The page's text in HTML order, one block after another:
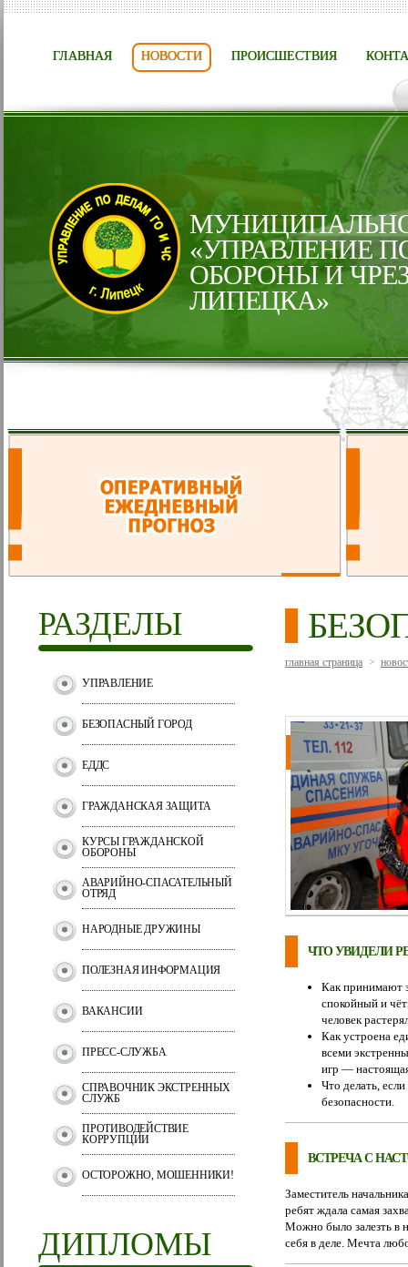
ГЛАВНАЯ НОВОСТИ ПРОИСШЕСТВИЯ
«УПРАВЛЕНИЕ
ОБОРОНЫ И
ЛИПЕЦКА»
РАЗДЕЛЫ
УПРАВЛЕНИЕ
БЕЗОПАСНЫЙ ГОРОД
ЕДДС
ГРАЖДАНСКАЯ ЗАЩИТА
КУРСЫ ГРАЖДАНСКОЙ
ОБОРОНЫ
АВАРИЙНО-СПАСАТЕЛЬНЫЙ
ОТРЯД
НАРОДНЫЕ ДРУЖИНЫ
ПОЛЕЗНАЯ ИНФОРМАЦИЯ
ВАКАНСИИ
ПРЕСС-СЛУЖБА
СПРАВОЧНИК ЭКСТРЕННЫХ
СЛУЖБ
ПРОТИВОДЕЙСТВИЕ
КОРРУПЦИИ
ОСТОРОЖНО, МОШЕННИКИ!
ДИПЛОМЫ
главная страница >
ЧТО УВИДЕЛИ
Как принимают
спокойный и
человек
Как устроена
всеми
игр —
Что делать,
безопасности.
ВСТРЕЧА С
Заместитель
ребят ждала самая
Можно было залезть в
себя в деле. Мечта